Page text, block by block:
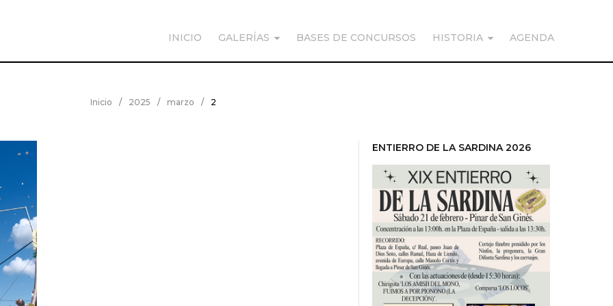
INICIO GALERÍAS BASES DE CONCURSOS HISTORIA AGENDA
Inicio / 2025 / marzo / 2
ENTIERRO DE LA SARDINA 2026